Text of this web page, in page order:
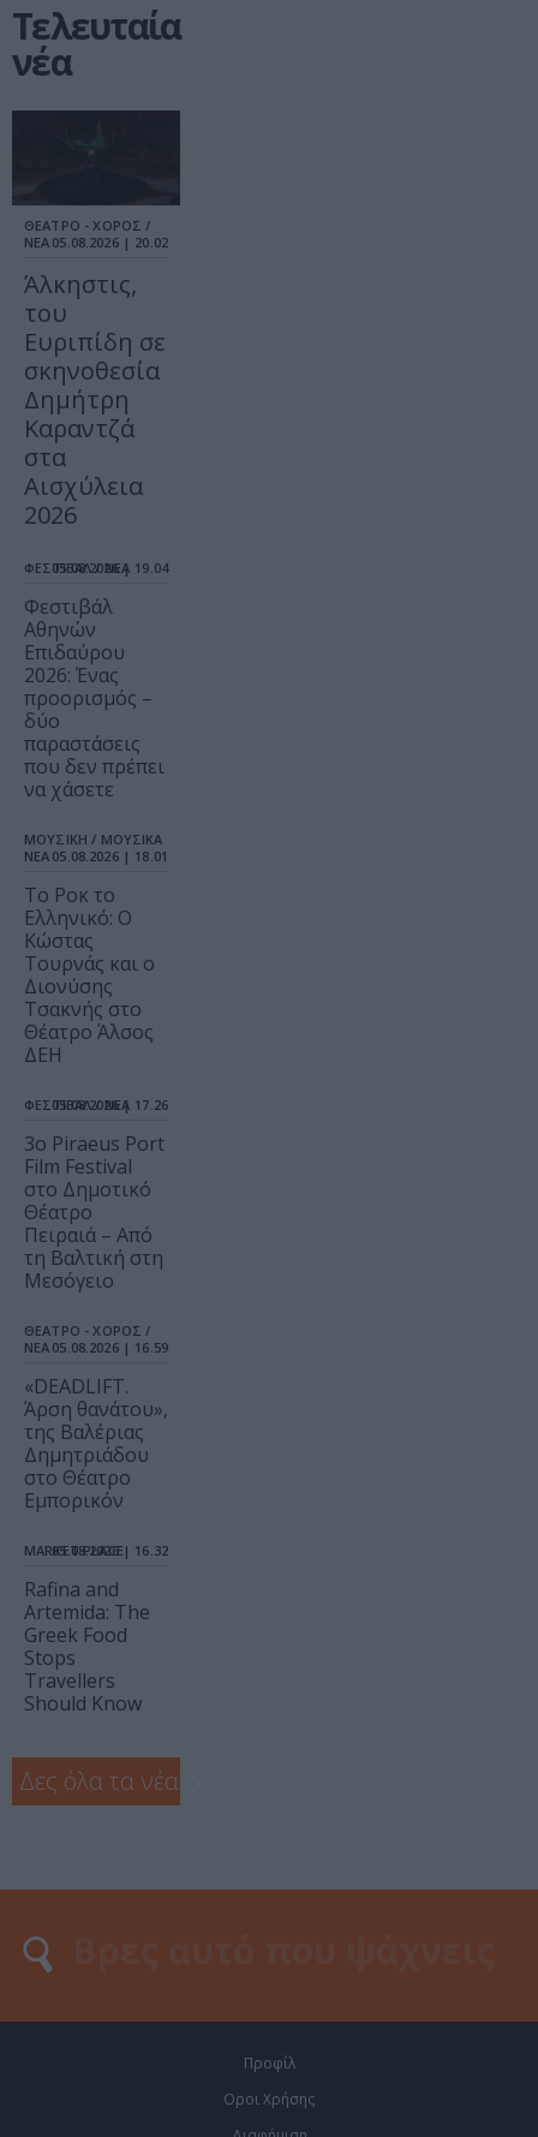
Τελευταία
νέα
ΘΕΑΤΡΟ - ΧΟΡΟΣ /
ΝΕΑ 05.08.2026 | 20.02
Άλκηστις,
του
Ευριπίδη σε
σκηνοθεσία
Δημήτρη
Καραντζά
στα
Αισχύλεια
2026
ΦΕΣΤΙΒΑΛ / ΝΕΑ
05.08.2026 | 19.04
Φεστιβάλ
Αθηνών
Επιδαύρου
2026: Ένας
προορισμός –
δύο
παραστάσεις
που δεν πρέπει
να χάσετε
ΜΟΥΣΙΚΗ / ΜΟΥΣΙΚΑ
ΝΕΑ 05.08.2026 | 18.01
Το Ροκ το
Ελληνικό: Ο
Κώστας
Τουρνάς και ο
Διονύσης
Τσακνής στο
Θέατρο Άλσος
ΔΕΗ
ΦΕΣΤΙΒΑΛ / ΝΕΑ
05.08.2026 | 17.26
3o Piraeus Port
Film Festival
στο Δημοτικό
Θέατρο
Πειραιά – Από
τη Βαλτική στη
Μεσόγειο
ΘΕΑΤΡΟ - ΧΟΡΟΣ /
ΝΕΑ 05.08.2026 | 16.59
«DEADLIFT.
Άρση θανάτου»,
της Βαλέριας
Δημητριάδου
στο Θέατρο
Εμπορικόν
MARKET PLACE
05.08.2026 | 16.32
Rafina and
Artemida: The
Greek Food
Stops
Travellers
Should Know
Δες όλα τα νέα
Προφίλ
Οροι Χρήσης